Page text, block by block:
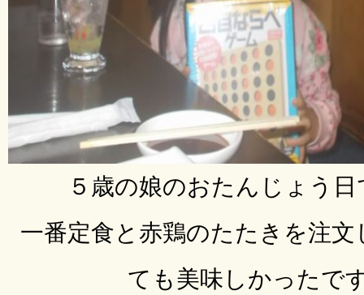
５歳の娘のおたんじょう
一番定食と赤鶏のたたきを注
ても美味しかったで